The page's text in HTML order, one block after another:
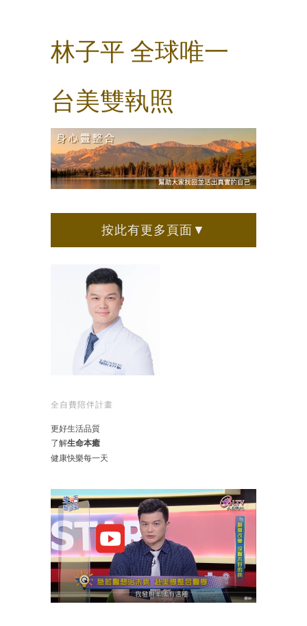
林子平 全球唯一
台美雙執照
按此有更多頁面▼
全自費陪伴計畫
更好生活品質
了解生命本癒
健康快樂每一天